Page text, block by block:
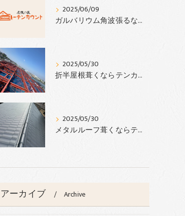
2025/06/09
ガルバリウム角波張るならテンカウント
2025/05/30
折半屋根葺くならテンカウント‼︎
2025/05/30
メタルルーフ葺くならテンカウント‼︎
アーカイブ Archive